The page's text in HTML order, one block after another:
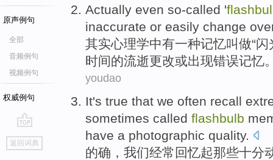
原声例句
全部
音频例句
视频例句
权威例句
go
top
返回词典
Actually even so-called '
inaccurate or easily change
其实心理学中有一种记忆叫做“闪
时间的流逝更改或出现错误记忆
youdao
It's true that we often recall
sometimes called flashbulb
have a photographic quality.
的确 ， 我们经常 回忆起那些十分